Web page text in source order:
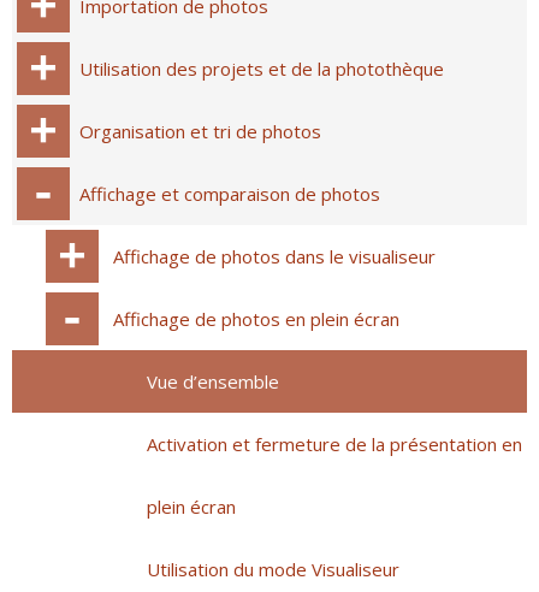
Importation de photos
Utilisation des projets et de la photothèque
Organisation et tri de photos
Affichage et comparaison de photos
Affichage de photos dans le visualiseur
Affichage de photos en plein écran
Vue d’ensemble
Activation et fermeture de la présentation en
plein écran
Utilisation du mode Visualiseur